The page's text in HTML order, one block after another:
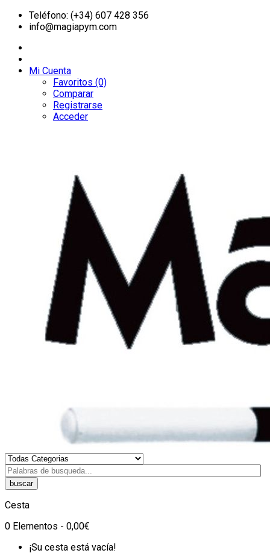
Teléfono: (+34) 607 428 356
info@magiapym.com
Mi Cuenta
Favoritos (0)
Comparar
Registrarse
Acceder
buscar
Cesta
0 Elementos - 0,00€
¡Su cesta está vacía!